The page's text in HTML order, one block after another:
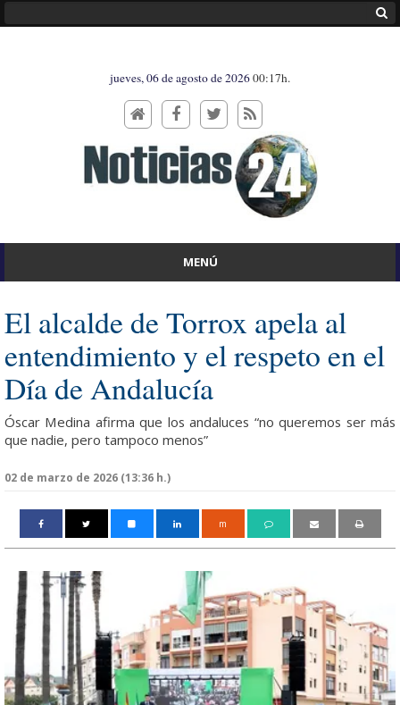
jueves, 06 de agosto de 202600:17h.
MENÚ
El alcalde de Torrox apela al
entendimiento y el respeto en el
Día de Andalucía
Óscar Medina afirma que los andaluces “no queremos ser más
que nadie, pero tampoco menos”
02 de marzo de 2026 (13:36 h.)
m